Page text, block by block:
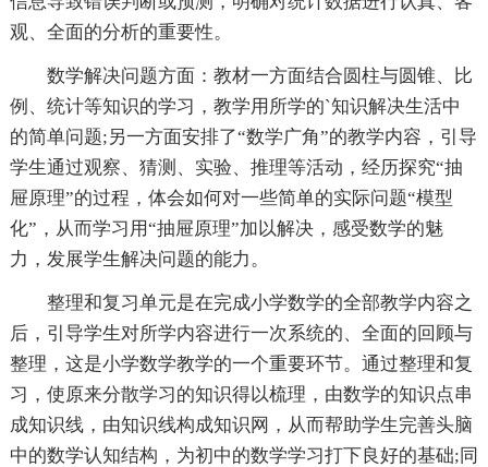
观、全面的分析的重要性。
数学解决问题方面：教材一方面结合圆柱与圆锥、比
例、统计等知识的学习，教学用所学的`知识解决生活中
的简单问题;另一方面安排了“数学广角”的教学内容，引导
学生通过观察、猜测、实验、推理等活动，经历探究“抽
屉原理”的过程，体会如何对一些简单的实际问题“模型
化”，从而学习用“抽屉原理”加以解决，感受数学的魅
力，发展学生解决问题的能力。
整理和复习单元是在完成小学数学的全部教学内容之
后，引导学生对所学内容进行一次系统的、全面的回顾与
整理，这是小学数学教学的一个重要环节。通过整理和复
习，使原来分散学习的知识得以梳理，由数学的知识点串
成知识线，由知识线构成知识网，从而帮助学生完善头脑
中的数学认知结构，为初中的数学学习打下良好的基础;同